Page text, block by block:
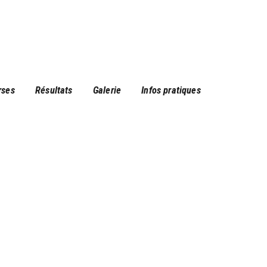
Résultats Galerie Infos pratiques